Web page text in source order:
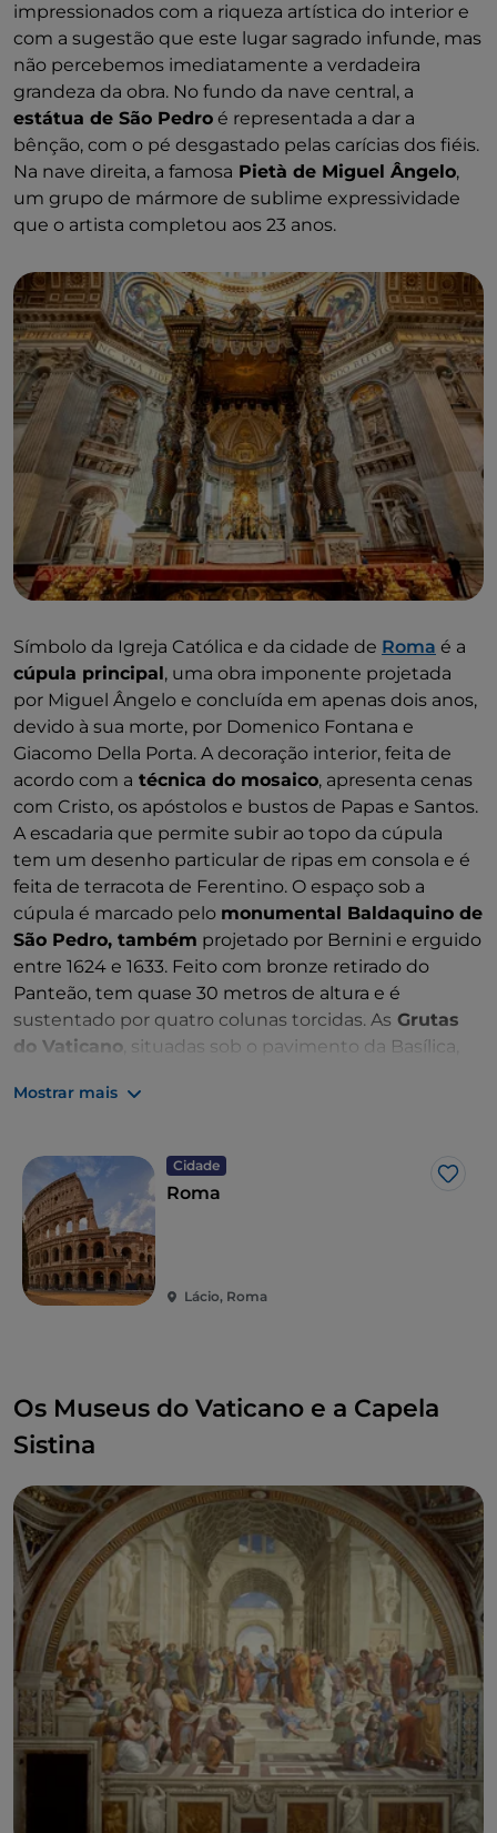
impressionados com a riqueza artística do interior e
com a sugestão que este lugar sagrado infunde, mas
não percebemos imediatamente a verdadeira
grandeza da obra. No fundo da nave central, a
estátua de São Pedro é representada a dar a
bênção, com o pé desgastado pelas carícias dos fiéis.
Na nave direita, a famosa Pietà de Miguel Ângelo,
um grupo de mármore de sublime expressividade
que o artista completou aos 23 anos.
Símbolo da Igreja Católica e da cidade de Roma é a
cúpula principal, uma obra imponente projetada
por Miguel Ângelo e concluída em apenas dois anos,
devido à sua morte, por Domenico Fontana e
Giacomo Della Porta. A decoração interior, feita de
acordo com a técnica do mosaico, apresenta cenas
com Cristo, os apóstolos e bustos de Papas e Santos.
A escadaria que permite subir ao topo da cúpula
tem um desenho particular de ripas em consola e é
feita de terracota de Ferentino. O espaço sob a
cúpula é marcado pelo monumental Baldaquino de
São Pedro, também projetado por Bernini e erguido
entre 1624 e 1633. Feito com bronze retirado do
Panteão, tem quase 30 metros de altura e é
sustentado por quatro colunas torcidas. As Grutas
do Vaticano , situadas sob o pavimento da Basílica,
outros Pontífices
Mostrar mais
Cidade
Roma
Lácio, Roma
Os Museus do Vaticano e a Capela
Sistina